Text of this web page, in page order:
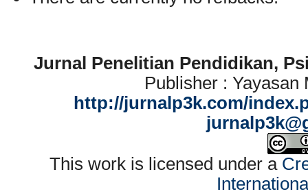
Jurnal Penelitian Pendidikan,
Publisher : Yayasan
http://jurnalp3k.com/
This work is licensed under a